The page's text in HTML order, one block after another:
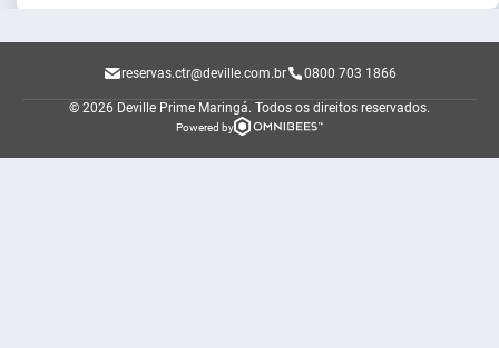
reservas.ctr@deville.com.br 0800 703 1866
© 2026 Deville Prime Maringá. Todos os direitos reservados.
Powered by